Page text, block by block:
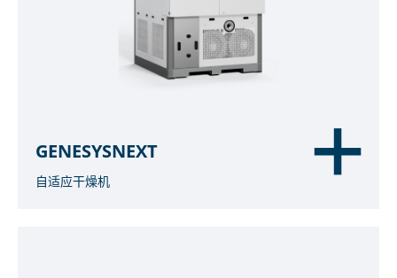
GENESYSNEXT
自适应干燥机